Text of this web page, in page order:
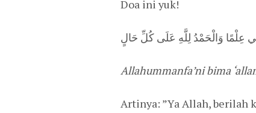
Doa ini yuk!
عِلْمًا وَالْحَمْدُ لِلَّهِ عَلَى كُلِّ حَالٍ
Allahummanfa’ni bima
Artinya: ”Ya Allah, berilah